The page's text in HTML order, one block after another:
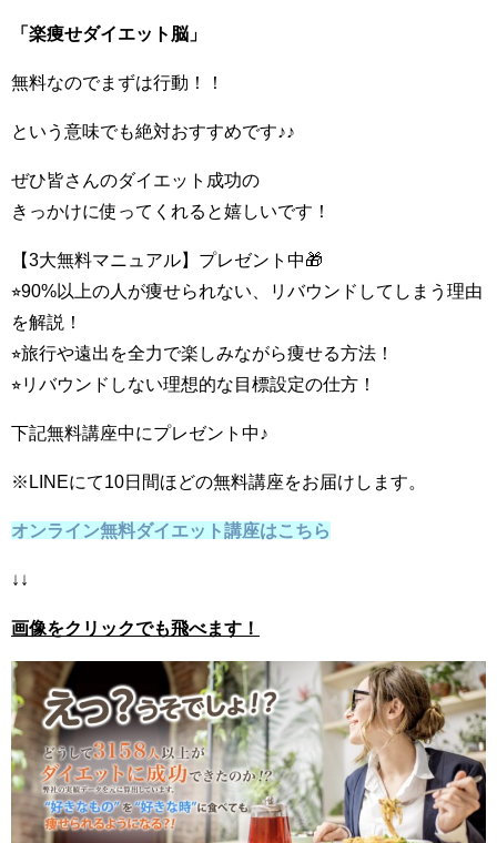
「楽痩せダイエット脳」
無料なのでまずは行動！！
という意味でも絶対おすすめです♪♪
ぜひ皆さんのダイエット成功の
きっかけに使ってくれると嬉しいです！
【3大無料マニュアル】プレゼント中🎁
⭐︎90%以上の人が痩せられない、リバウンドしてしまう理由
を解説！
⭐︎旅行や遠出を全力で楽しみながら痩せる方法！
⭐︎リバウンドしない理想的な目標設定の仕方！
下記無料講座中にプレゼント中♪
※LINEにて10日間ほどの無料講座をお届けします。
オンライン無料ダイエット講座はこちら
↓↓
画像をクリックでも飛べます！